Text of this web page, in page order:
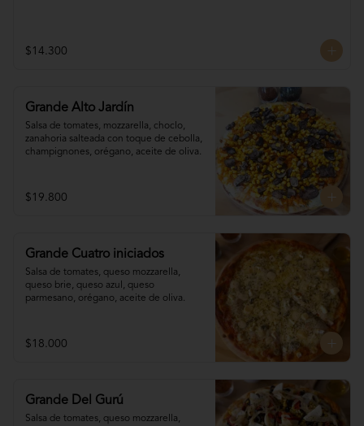
$14.300
Grande Alto Jardín
Salsa de tomates, mozzarella, choclo,
zanahoria salteada con toque de cebolla,
champignones, orégano, aceite de oliva.
$19.800
Grande Cuatro iniciados
Salsa de tomates, queso mozzarella,
queso brie, queso azul, queso
parmesano, orégano, aceite de oliva.
$18.000
Grande Del Gurú
Salsa de tomates, queso mozzarella,